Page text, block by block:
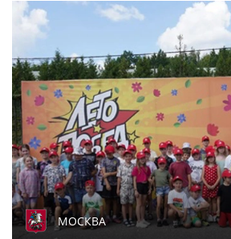
МОСКВА